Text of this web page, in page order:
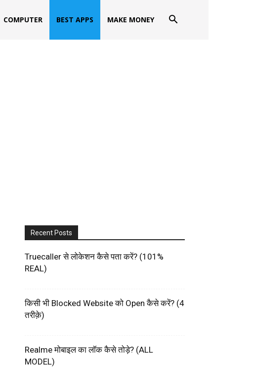
COMPUTER BEST APPS MAKE MONEY
Recent Posts
Truecaller से लोकेशन कैसे पता करें? (101%
REAL)
किसी भी Blocked Website को Open कैसे करें? (4
तरीक़े)
Realme मोबाइल का लॉक कैसे तोड़े? (ALL
MODEL)